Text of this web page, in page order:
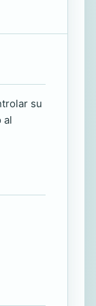
su
al